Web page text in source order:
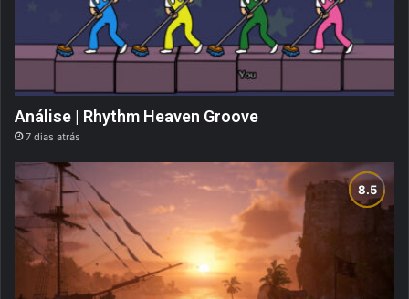
Análise | Rhythm Heaven Groove
7 dias atrás